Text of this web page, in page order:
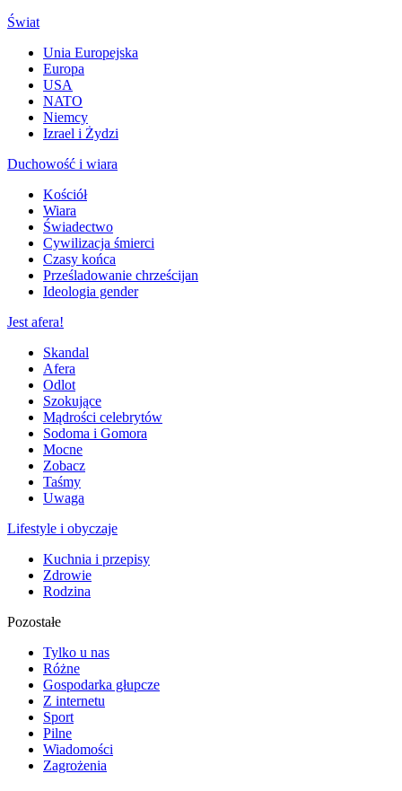
Świat
Unia Europejska
Europa
USA
NATO
Niemcy
Izrael i Żydzi
Duchowość i wiara
Kościół
Wiara
Świadectwo
Cywilizacja śmierci
Czasy końca
Prześladowanie chrześcijan
Ideologia gender
Jest afera!
Skandal
Afera
Odlot
Szokujące
Mądrości celebrytów
Sodoma i Gomora
Mocne
Zobacz
Taśmy
Uwaga
Lifestyle i obyczaje
Kuchnia i przepisy
Zdrowie
Rodzina
Pozostałe
Tylko u nas
Różne
Gospodarka głupcze
Z internetu
Sport
Pilne
Wiadomości
Zagrożenia